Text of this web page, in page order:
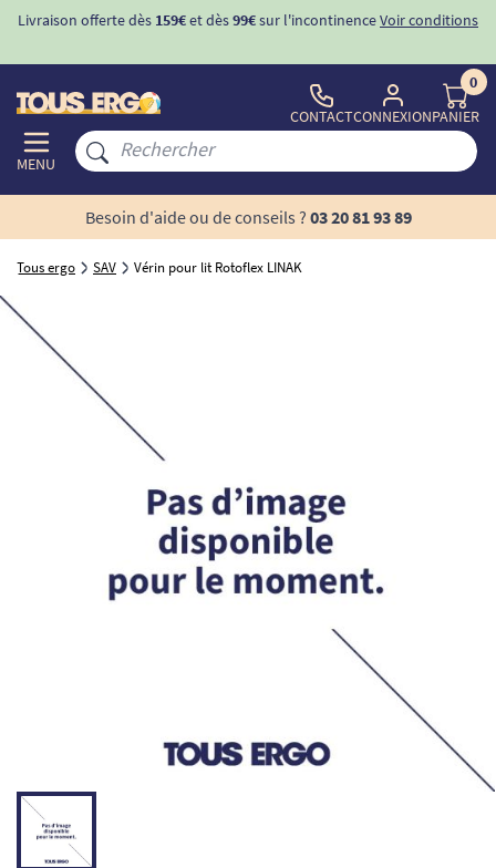
Livraison offerte dès 159€et dès99€sur l'incontinenceVoir conditions
MENU
CONTACTCONNEXION
0
PANIER
Besoin d'aide ou de conseils ? 03 20 81 93 89
Tous ergo SAV Vérin pour lit Rotoflex LINAK